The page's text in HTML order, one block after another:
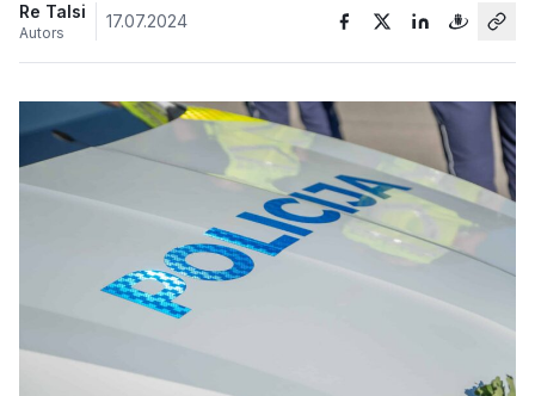
Sports
Kultūra
Bizness
Re Talsi
Autors
17.07.2024